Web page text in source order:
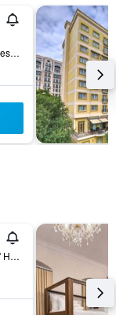
Dadas Bunyadzade Kucesi 89, Baku, Azerbaijan
General Mammed Sherif Hamidov 13, Baku, Azerbaijan